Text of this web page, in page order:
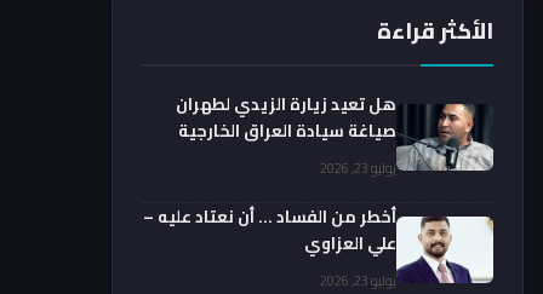
الأكثر قراءة
هل تعيد زيارة الزيدي لطهران
صياغة سيادة العراق الخارجية
فعليا؟.. باحث يوضحيوليو 23, 2026
أخطر من الفساد … أن نعتاد عليه –
علي العزاوي
يوليو 23, 2026